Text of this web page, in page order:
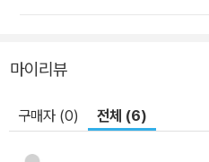
마이리뷰
구매자 (0) 전체 (6)